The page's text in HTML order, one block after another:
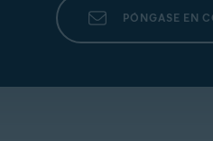
PÓNGASE EN